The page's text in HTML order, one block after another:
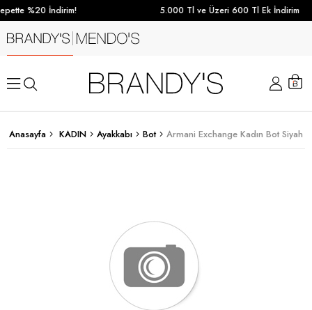
%20 İndirim! 5.000 Tl ve Üzeri 600 Tl Ek İndirim
Anasayfa KADIN Ayakkabı Bot Armani Exchange Kadın Bot Siyah